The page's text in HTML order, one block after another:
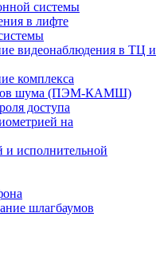
системы
в лифте
видеонаблюдения в ТЦ и
комплекса
шума (ПЭМ-КАМШ)
доступа
на
и исполнительной
шлагбаумов